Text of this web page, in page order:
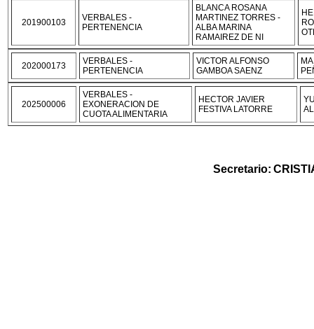
201900103
VERBALES -
PERTENENCIA
BLANCA ROSANA
MARTINEZ TORRES -
ALBA MARINA
RAMAIREZ DE NI
202000173
VERBALES -
PERTENENCIA
VICTOR ALFONSO
GAMBOA SAENZ
202500006
VERBALES -
EXONERACION DE
CUOTA ALIMENTARIA
HECTOR JAVIER
FESTIVA LATORRE
Secretario: